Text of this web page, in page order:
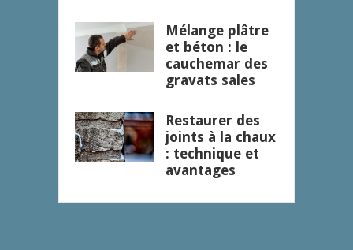
Mélange plâtre
et béton : le
cauchemar des
gravats sales
Restaurer des
joints à la chaux
: technique et
avantages